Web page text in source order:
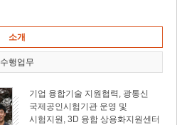
소개
수행업무
기업 융합기술 지원협력, 광통신
국제공인시험기관 운영 및
시험지원, 3D 융합 상용화지원센터